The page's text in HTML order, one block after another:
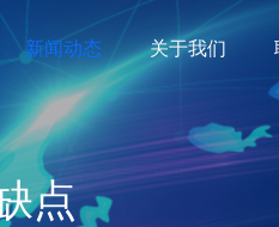
新闻动态 关于我们
点